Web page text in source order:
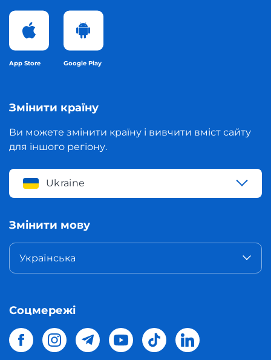
App Store Google Play
Змінити країну
Ви можете змінити країну і вивчити вміст сайту
для іншого регіону.
Ukraine
Змінити мову
Українська
Соцмережі